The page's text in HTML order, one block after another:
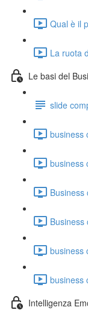
Qual è il
La ruota
Le basi del
slide
business
business
Business
Business
business
business
Intelligenza